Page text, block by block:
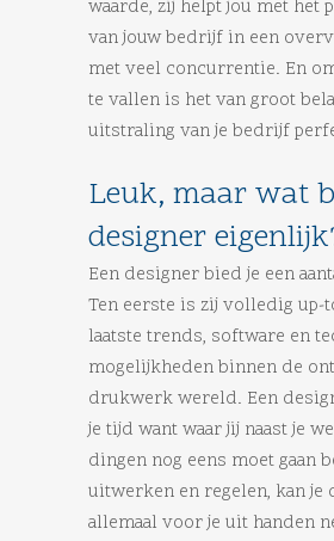
waarde, zij helpt jou met het
van jouw bedrijf in een
met veel concurrentie. En
te vallen is het van groot
uitstraling van je bedrijf
Leuk, maar wat
designer
Een designer bied je een
Ten eerste is zij volledig up-
laatste trends, software en
mogelijkheden binnen de
drukwerk wereld. Een
je tijd want waar jij naast je
dingen nog eens moet gaan
uitwerken en regelen, kan
allemaal voor je uit handen